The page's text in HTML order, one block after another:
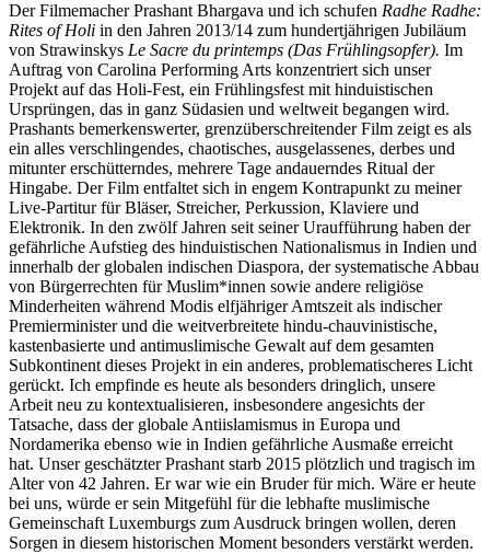
Der Filmemacher Prashant Bhargava und ich schufen Radhe Radhe:
Rites of Holi in den Jahren 2013/14 zum hundertjährigen Jubiläum
von Strawinskys Le Sacre du printemps (Das Frühlingsopfer). Im
Auftrag von Carolina Performing Arts konzentriert sich unser
Projekt auf das Holi-Fest, ein Frühlingsfest mit hinduistischen
Ursprüngen, das in ganz Südasien und weltweit begangen wird.
Prashants bemerkenswerter, grenzüberschreitender Film zeigt es als
ein alles verschlingendes, chaotisches, ausgelassenes, derbes und
mitunter erschütterndes, mehrere Tage andauerndes Ritual der
Hingabe. Der Film entfaltet sich in engem Kontrapunkt zu meiner
Live-Partitur für Bläser, Streicher, Perkussion, Klaviere und
Elektronik. In den zwölf Jahren seit seiner Uraufführung haben der
gefährliche Aufstieg des hinduistischen Nationalismus in Indien und
innerhalb der globalen indischen Diaspora, der systematische Abbau
von Bürgerrechten für Muslim*innen sowie andere religiöse
Minderheiten während Modis elfjähriger Amtszeit als indischer
Premierminister und die weitverbreitete hindu-chauvinistische,
kastenbasierte und antimuslimische Gewalt auf dem gesamten
Subkontinent dieses Projekt in ein anderes, problematischeres Licht
gerückt. Ich empfinde es heute als besonders dringlich, unsere
Arbeit neu zu kontextualisieren, insbesondere angesichts der
Tatsache, dass der globale Antiislamismus in Europa und
Nordamerika ebenso wie in Indien gefährliche Ausmaße erreicht
hat. Unser geschätzter Prashant starb 2015 plötzlich und tragisch im
Alter von 42 Jahren. Er war wie ein Bruder für mich. Wäre er heute
bei uns, würde er sein Mitgefühl für die lebhafte muslimische
Gemeinschaft Luxemburgs zum Ausdruck bringen wollen, deren
Sorgen in diesem historischen Moment besonders verstärkt werden.